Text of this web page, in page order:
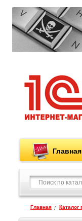
Главная
Главная Каталог